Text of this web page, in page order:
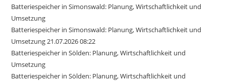
Batteriespeicher in Simonswald: Planung, Wirtschaftlichkeit und
Umsetzung
Batteriespeicher in Simonswald: Planung, Wirtschaftlichkeit und
Umsetzung 21.07.2026 08:22
Batteriespeicher in Sölden: Planung, Wirtschaftlichkeit und
Umsetzung
Batteriespeicher in Sölden: Planung, Wirtschaftlichkeit und